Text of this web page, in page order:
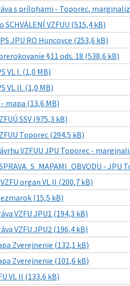
s prílohami - Toporec,
VZFUU (515,4 kB)
JPU RO Huncovce (253,6 kB)
§11 ods. 18 (538,6 kB)
VL I. (1,0 MB)
VL II. (1,0 MB)
- mapa (13,6 MB)
SSV (975,3 kB)
Toporec (294,5 kB)
VZFUU JPU Toporec -
- JPU
organ VL II (200,7 kB)
(15,5 kB)
VZFU JPU1 (194,3 kB)
VZFU JPU2 (196,4 kB)
Zverejnenie (132,1 kB)
Zverejnenie (101,6 kB)
VL II (133,6 kB)